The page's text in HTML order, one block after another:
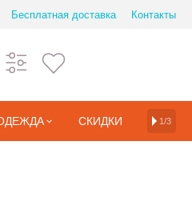
Бесплатная доставка Контакты
СКИДКИ 1/3